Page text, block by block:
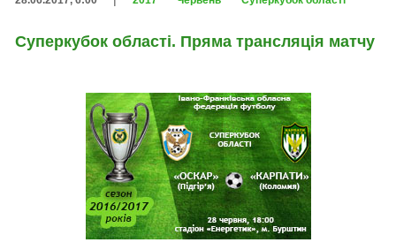
Суперкубок області. Пряма трансляція матчу